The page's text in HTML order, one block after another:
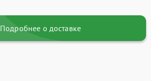
Подробнее о доставке